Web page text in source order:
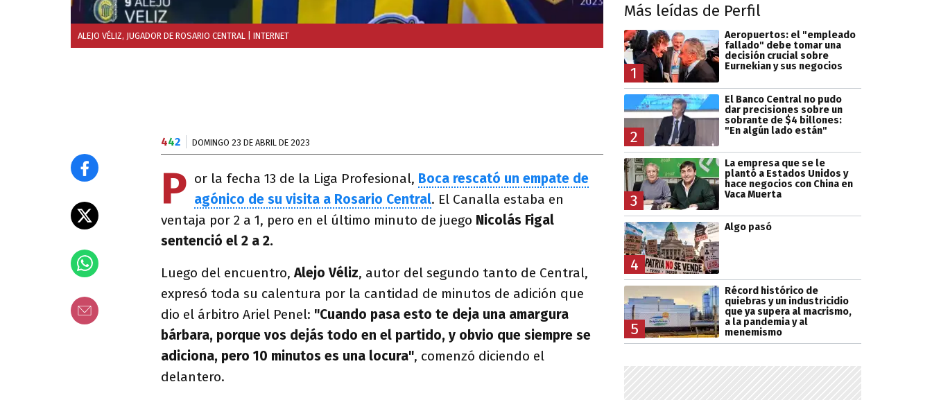
ALEJO VÉLIZ, JUGADOR DE ROSARIO CENTRAL | INTERNET
442 DOMINGO 23 DE ABRIL DE 2023
P or la fecha 13 de la Liga Profesional, Boca rescató un empate de
agónico de su visita a Rosario Central. El Canalla estaba en
ventaja por 2 a 1, pero en el último minuto de juego Nicolás Figal
sentenció el 2 a 2.
Luego del encuentro,Alejo Véliz, autor del segundo tanto de Central,
expresó toda su calentura por la cantidad de minutos de adición que
dio el árbitro Ariel Penel: "Cuando pasa esto te deja una amargura
bárbara, porque vos dejás todo en el partido, y obvio que siempre se
adiciona, pero 10 minutos es una locura", comenzó diciendo el
delantero.
Más leídas de Perfil
1
Aeropuertos: el "empleado
fallado" debe tomar una
decisión crucial sobre
Eurnekian y sus negocios
2
El Banco Central no pudo
dar precisiones sobre un
sobrante de $4 billones:
"En algún lado están"
3
La empresa que se le
plantó a Estados Unidos y
hace negocios con China en
Vaca Muerta
4
Algo pasó
5
Récord histórico de
quiebras y un industricidio
que ya supera al macrismo,
a la pandemia y al
menemismo